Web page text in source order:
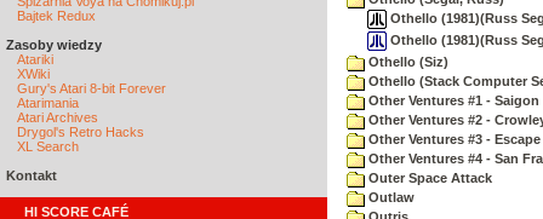
Bajtek Redux
Zasoby wiedzy
Atariki
XWiki
Gury's Atari 8-bit Forever
Atarimania
Atari Archives
Drygol's Retro Hacks
XL Search
Kontakt
HI SCORE CAFÉ
Othello (1981)(Russ
Othello (1981)(Russ
Othello (Siz)
Othello (Stack Computer
Other Ventures #1 -
Other Ventures #2 -
Other Ventures #3 -
Other Ventures #4 - San
Outer Space Attack
Outlaw